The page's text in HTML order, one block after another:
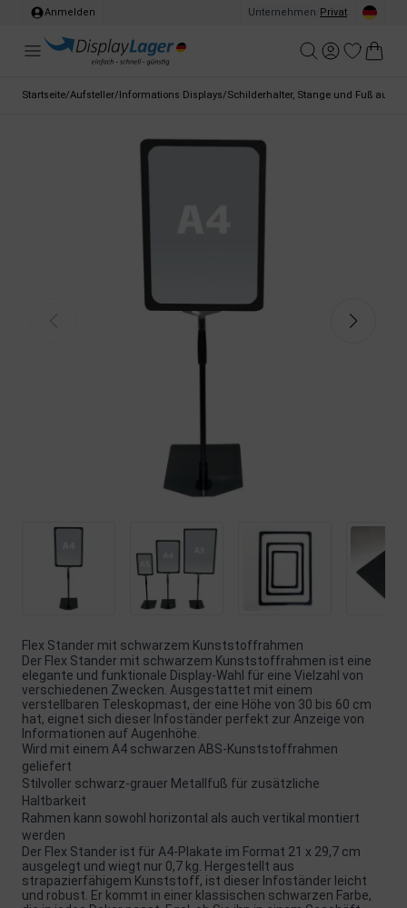
Anmelden Unternehmen Privat
Startseite/Aufsteller/Informations Displays/Schilderhalter, Stange und Fuß aus
Flex Stander mit schwarzem Kunststoffrahmen
Der Flex Stander mit schwarzem Kunststoffrahmen ist eine
elegante und funktionale Display-Wahl für eine Vielzahl von
verschiedenen Zwecken. Ausgestattet mit einem
verstellbaren Teleskopmast, der eine Höhe von 30 bis 60 cm
hat, eignet sich dieser Infoständer perfekt zur Anzeige von
Informationen auf Augenhöhe.
Wird mit einem A4 schwarzen ABS-Kunststoffrahmen
geliefert
Stilvoller schwarz-grauer Metallfuß für zusätzliche
Haltbarkeit
Rahmen kann sowohl horizontal als auch vertikal montiert
werden
Der Flex Stander ist für A4-Plakate im Format 21 x 29,7 cm
ausgelegt und wiegt nur 0,7 kg. Hergestellt aus
strapazierfähigem Kunststoff, ist dieser Infoständer leicht
und robust. Er kommt in einer klassischen schwarzen Farbe,